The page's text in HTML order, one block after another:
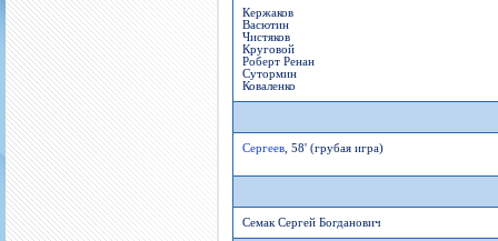
Кержаков
Васютин
Чистяков
Круговой
Роберт Ренан
Сутормин
Коваленко
Сергеев , 58' (грубая игра)
Семак Сергей Богданович